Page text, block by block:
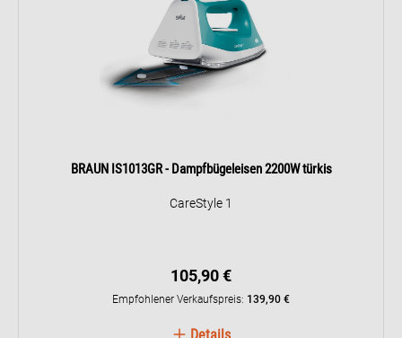
BRAUN IS1013GR - Dampfbügeleisen 2200W türkis
CareStyle 1
105,90 €
Empfohlener Verkaufspreis: 139,90 €